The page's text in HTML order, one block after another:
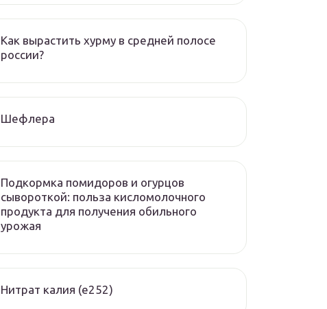
Как вырастить хурму в средней полосе
россии?
Шефлера
Подкормка помидоров и огурцов
сывороткой: польза кисломолочного
продукта для получения обильного
урожая
Нитрат калия (е252)